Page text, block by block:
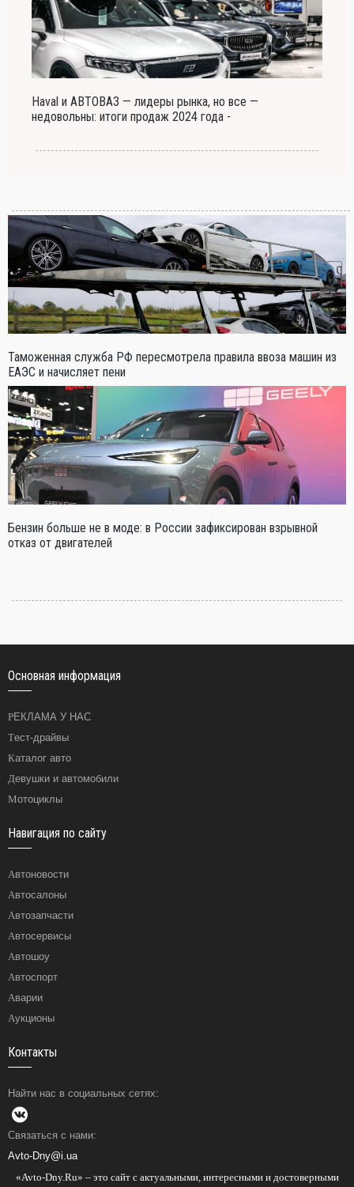
Haval и АВТОВАЗ — лидеры рынка, но все —
недовольны: итоги продаж 2024 года -
Таможенная служба РФ пересмотрела правила ввоза машин из
ЕАЭС и начисляет пени
Бензин больше не в моде: в России зафиксирован взрывной
отказ от двигателей
Основная информация
РЕКЛАМА У НАС
Тест-драйвы
Каталог авто
Девушки и автомобили
Мотоциклы
Навигация по сайту
Автоновости
Автосалоны
Автозапчасти
Автосервисы
Автошоу
Автоспорт
Аварии
Аукционы
Контакты
Найти нас в социальных сетях:
Связаться с нами:
Avto-Dny@i.ua
«Avto-Dny.Ru» – это сайт с актуальными, интересными и достоверными